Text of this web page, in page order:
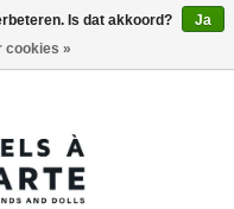
Is dat akkoord?
Ja
cookies »